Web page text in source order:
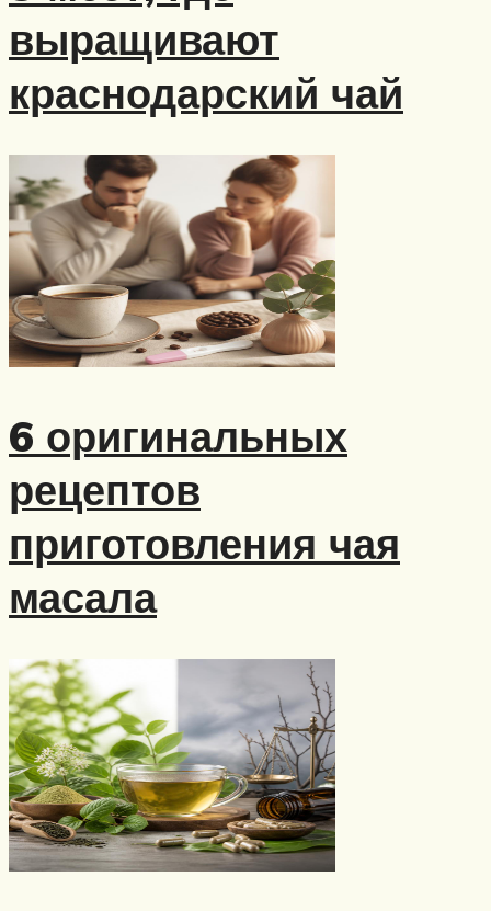
выращивают
краснодарский чай
6 оригинальных
рецептов
приготовления чая
масала